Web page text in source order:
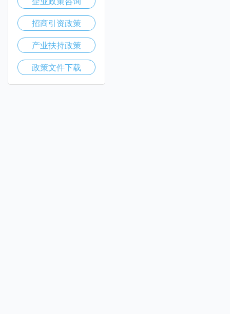
招商引资政策
产业扶持政策
政策文件下载